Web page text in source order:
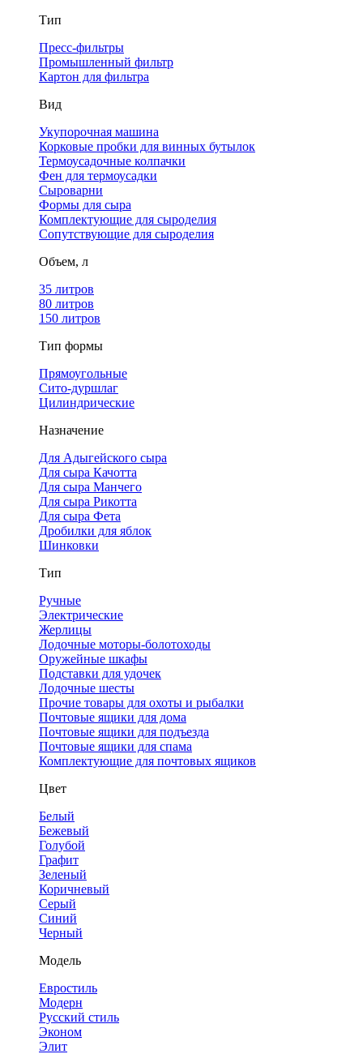
Тип
Пресс-фильтры
Промышленный фильтр
Картон для фильтра
Вид
Укупорочная машина
Корковые пробки для винных бутылок
Термоусадочные колпачки
Фен для термоусадки
Сыроварни
Формы для сыра
Комплектующие для сыроделия
Сопутствующие для сыроделия
Объем, л
35 литров
80 литров
150 литров
Тип формы
Прямоугольные
Сито-дуршлаг
Цилиндрические
Назначение
Для Адыгейского сыра
Для сыра Качотта
Для сыра Манчего
Для сыра Рикотта
Для сыра Фета
Дробилки для яблок
Шинковки
Тип
Ручные
Электрические
Жерлицы
Лодочные моторы-болотоходы
Оружейные шкафы
Подставки для удочек
Лодочные шесты
Прочие товары для охоты и рыбалки
Почтовые ящики для дома
Почтовые ящики для подъезда
Почтовые ящики для спама
Комплектующие для почтовых ящиков
Цвет
Белый
Бежевый
Голубой
Графит
Зеленый
Коричневый
Серый
Синий
Черный
Модель
Евростиль
Модерн
Русский стиль
Эконом
Элит